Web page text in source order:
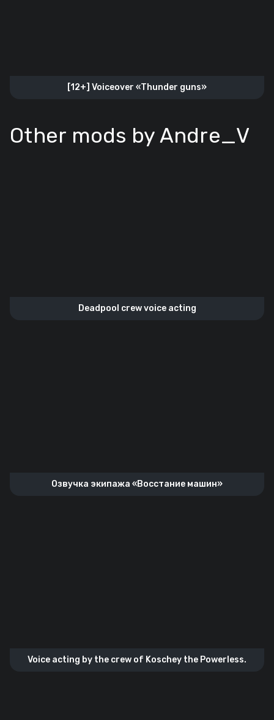
[12+] Voiceover «Thunder guns»
Other mods by Andre_V
Deadpool crew voice acting
Озвучка экипажа «Восстание машин»
Voice acting by the crew of Koschey the Powerless.